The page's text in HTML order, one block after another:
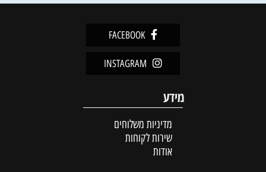
FACEBOOK
INSTAGRAM
מידע
מדיניות משלוחים
שירות לקוחות
אודות